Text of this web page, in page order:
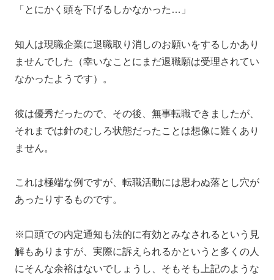
「とにかく頭を下げるしかなかった…」
知人は現職企業に退職取り消しのお願いをするしかあり
ませんでした（幸いなことにまだ退職願は受理されてい
なかったようです）。
彼は優秀だったので、その後、無事転職できましたが、
それまでは針のむしろ状態だったことは想像に難くあり
ません。
これは極端な例ですが、転職活動には思わぬ落とし穴が
あったりするものです。
※口頭での内定通知も法的に有効とみなされるという見
解もありますが、実際に訴えられるかというと多くの人
にそんな余裕はないでしょうし、そもそも上記のような